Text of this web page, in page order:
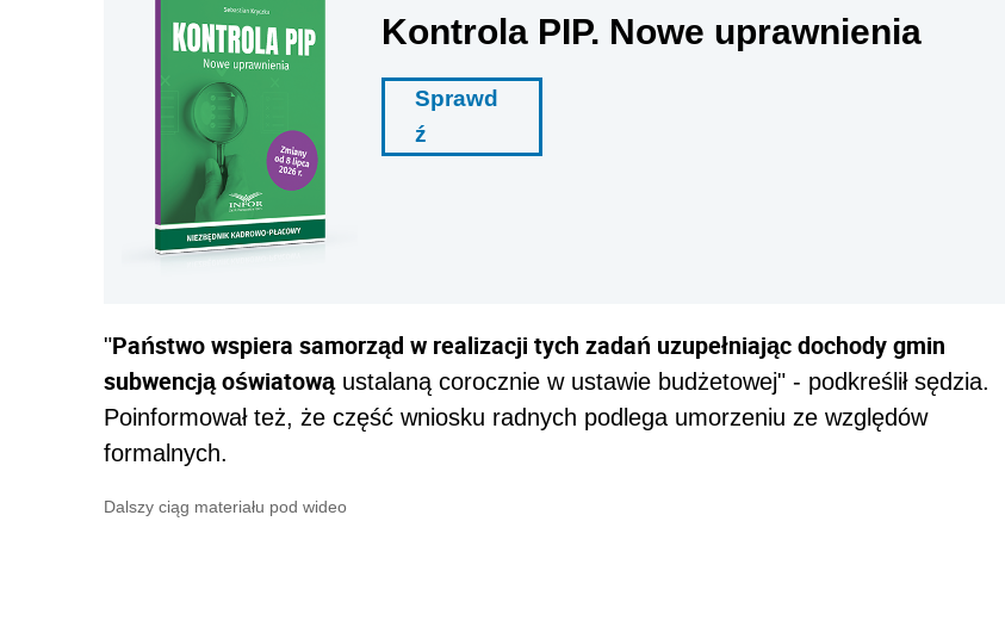
Kontrola PIP. Nowe uprawnienia
Sprawd
ź
"Państwo wspiera samorząd w realizacji tych zadań uzupełniając dochody gmin
subwencją oświatowąustalaną corocznie w ustawie budżetowej" - podkreślił sędzia.
Poinformował też, że część wniosku radnych podlega umorzeniu ze względów
formalnych.
Dalszy ciąg materiału pod wideo